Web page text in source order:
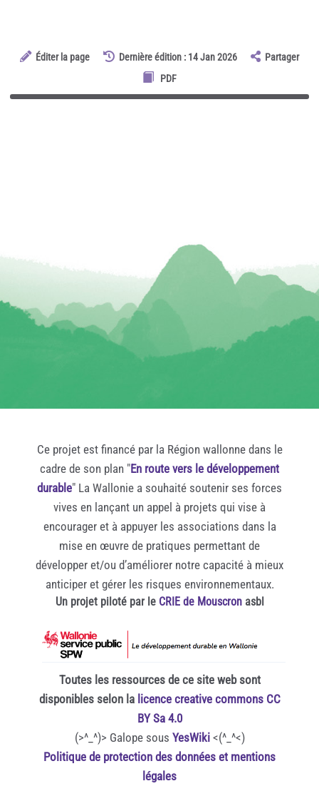
Éditer la page Dernière édition : 14 Jan 2026
Partager
PDF
Ce projet est financé par la Région wallonne dans le
cadre de son plan "En route vers le développement
durable" La Wallonie a souhaité soutenir ses forces
vives en lançant un appel à projets qui vise à
encourager et à appuyer les associations dans la
mise en œuvre de pratiques permettant de
développer et/ou d’améliorer notre capacité à mieux
anticiper et gérer les risques environnementaux.
Un projet piloté par le CRIE de Mouscronasbl
Toutes les ressources de ce site web sont
disponibles selon la licence creative commons CC
BY Sa 4.0
(>^_^)> Galope sous YesWiki<(^_^<)
Politique de protection des données et mentions
légales